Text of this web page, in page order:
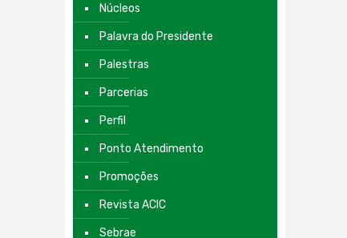
Núcleos
Palavra do Presidente
Palestras
Parcerias
Perfil
Ponto Atendimento
Promoções
Revista ACIC
Sebrae